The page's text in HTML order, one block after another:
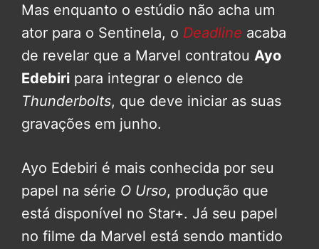
Mas enquanto o estúdio não acha um
ator para o Sentinela, o Deadline acaba
de revelar que a Marvel contratou Ayo
Edebiri para integrar o elenco de
Thunderbolts, que deve iniciar as suas
gravações em junho.
Ayo Edebiri é mais conhecida por seu
papel na série O Urso, produção que
está disponível no Star+. Já seu papel
no filme da Marvel está sendo mantido